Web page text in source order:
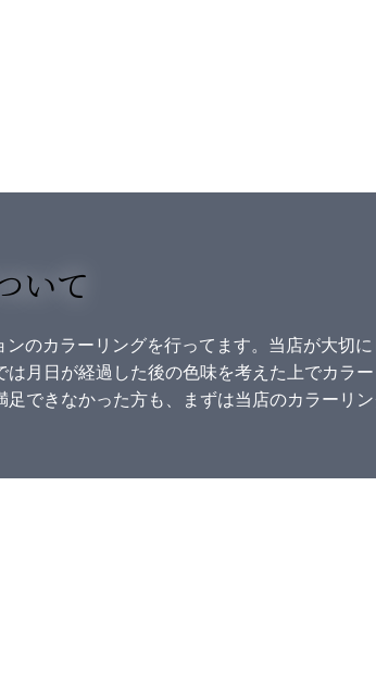
いて
ンのカラーリングを行ってます。当店が大切
月日が経過した後の色味を考えた上でカラー
できなかった方も、まずは当店のカラーリン